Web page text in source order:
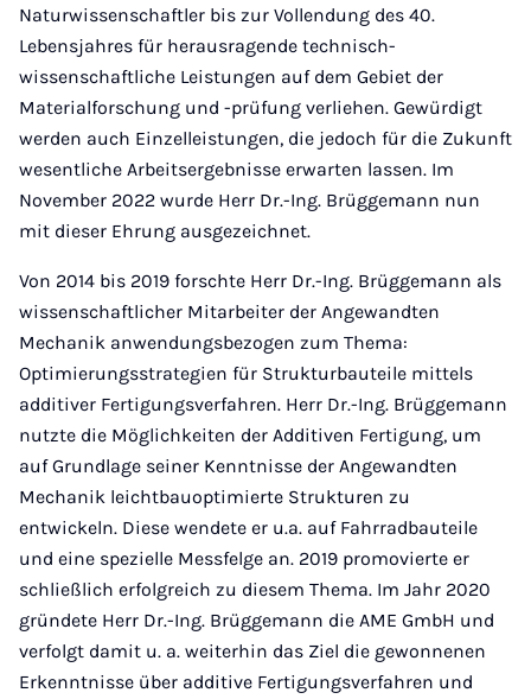
Naturwissenschaftler bis zur Vollendung des 40.
Lebensjahres für herausragende technisch-
wissenschaftliche Leistungen auf dem Gebiet der
Materialforschung und -prüfung verliehen. Gewürdigt
werden auch Einzelleistungen, die jedoch für die Zukunft
wesentliche Arbeitsergebnisse erwarten lassen. Im
November 2022 wurde Herr Dr.-Ing. Brüggemann nun
mit dieser Ehrung ausgezeichnet.
Von 2014 bis 2019 forschte Herr Dr.-Ing. Brüggemann als
wissenschaftlicher Mitarbeiter der Angewandten
Mechanik anwendungsbezogen zum Thema:
Optimierungsstrategien für Strukturbauteile mittels
additiver Fertigungsverfahren. Herr Dr.-Ing. Brüggemann
nutzte die Möglichkeiten der Additiven Fertigung, um
auf Grundlage seiner Kenntnisse der Angewandten
Mechanik leichtbauoptimierte Strukturen zu
entwickeln. Diese wendete er u.a. auf Fahrradbauteile
und eine spezielle Messfelge an. 2019 promovierte er
schließlich erfolgreich zu diesem Thema. Im Jahr 2020
gründete Herr Dr.-Ing. Brüggemann die AME GmbH und
verfolgt damit u. a. weiterhin das Ziel die gewonnenen
Erkenntnisse über additive Fertigungsverfahren und